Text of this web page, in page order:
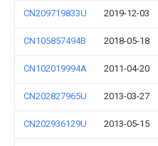
CN209719833U 2019-12-03
CN105857494B 2018-05-18
CN102019994A 2011-04-20
CN202827965U 2013-03-27
CN202936129U 2013-05-15